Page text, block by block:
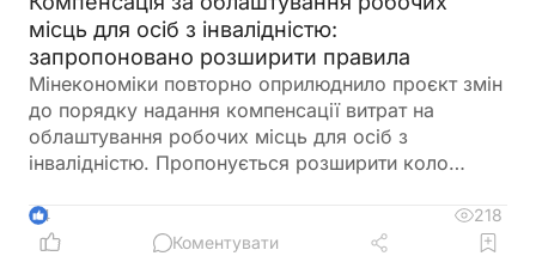
місць для осіб з інвалідністю:
запропоновано розширити правила
Мінекономіки повторно оприлюднило проєкт змін
до порядку надання компенсації витрат на
облаштування робочих місць для осіб з
інвалідністю. Пропонується розширити коло
ветеранів з інвалідністю, уточнити вимоги до
документів та умов оплати праці, а також
4
218
Коментувати